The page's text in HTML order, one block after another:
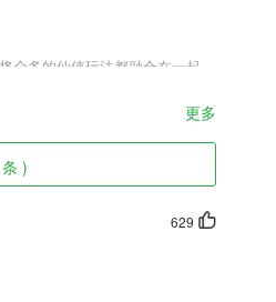
多的仙侠玩法都融合在一起，
更多
)
629